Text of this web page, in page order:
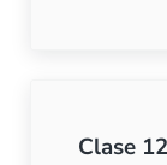
Clase